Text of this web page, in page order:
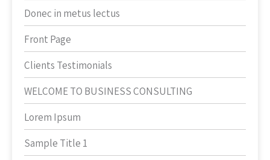
Donec in metus lectus
Front Page
Clients Testimonials
WELCOME TO BUSINESS CONSULTING
Lorem Ipsum
Sample Title 1